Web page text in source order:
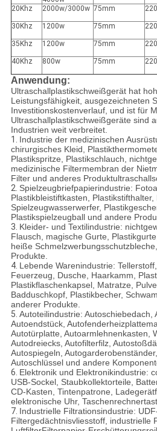
20Khz
2000w/3000w 75mm
30Khz
1200w 75mm
35Khz
1200w 75mm
40Khz
800w 75mm
Anwendung:
Ultraschallplastikschweißgerät hat
Leistungsfähigkeit, ausgezeichneten
Investitionskostenverlauf, und ist für
Ultraschallplastikschweißgeräte sind
Industrien weit verbreitet.
1. Industrie der medizinischen
chirurgisches Kleid,
Plastikspritze, Plastikschlauch,
medizinische Filtermembran der
Filter und anderes
2. Spielzeugbriefpapierindustrie:
Plastikbleistiftkasten, Plastikstifthalter,
Spielzeugwasserwerfer,
Plastikspielzeugball und andere
3. Kleider- und Textilindustrie:
Flausch, magische Gurte,
heiße
Produkte.
4. Lebende Warenindustrie:
Feuerzeug, Dusche, Haarkamm,
Plastikflaschenkapsel, Matratze,
Badduschkopf, Plastikbecher,
anderer Produkte.
5. Autoteilindustrie: Autoschiebedach,
Autoendstück,
Autotürplatte, Autoarmlehnenkasten,
Autodreiecks, Autofilterfilz,
Autospiegeln,
Autoschlüssel und andere
6. Elektronik und Elektronikindustrie:
USB-Sockel, Staubkollektorteile,
CD-Kasten, Tintenpatrone,
elektronische Uhr,
7. Industrielle Filtrationsindustrie:
Filtergedächtnisvliesstoff, industrielle